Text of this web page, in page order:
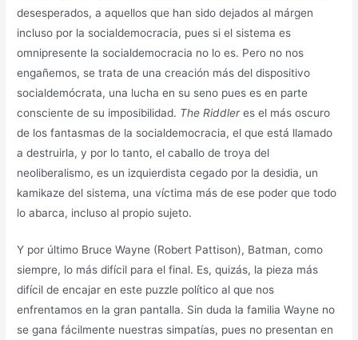
desesperados, a aquellos que han sido dejados al márgen
incluso por la socialdemocracia, pues si el sistema es
omnipresente la socialdemocracia no lo es. Pero no nos
engañemos, se trata de una creación más del dispositivo
socialdemócrata, una lucha en su seno pues es en parte
consciente de su imposibilidad. The Riddleres el más oscuro
de los fantasmas de la socialdemocracia, el que está llamado
a destruirla, y por lo tanto, el caballo de troya del
neoliberalismo, es un izquierdista cegado por la desidia, un
kamikaze del sistema, una víctima más de ese poder que todo
lo abarca, incluso al propio sujeto.
Y por último Bruce Wayne (Robert Pattison), Batman, como
siempre, lo más difícil para el final. Es, quizás, la pieza más
difícil de encajar en este puzzle político al que nos
enfrentamos en la gran pantalla. Sin duda la familia Wayne no
se gana fácilmente nuestras simpatías, pues no presentan en